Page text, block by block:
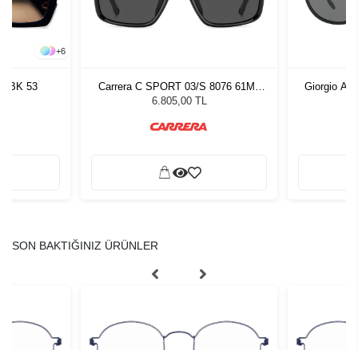
+6
BK 53
Carrera C SPORT 03/S 8076 61M9
Erkek Güneş Gözlüğü
6.805,00 TL
Giorgio
SON BAKTIĞINIZ ÜRÜNLER